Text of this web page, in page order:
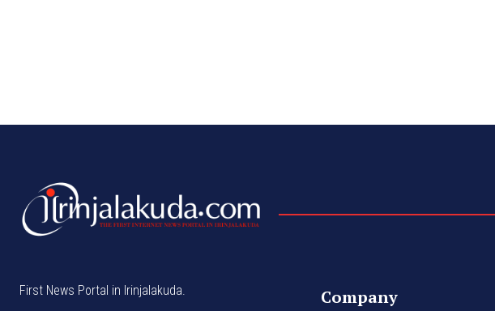
First News Portal in Irinjalakuda. Company